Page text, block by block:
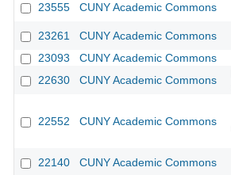
23555
CUNY Academic Commons
23261 CUNY Academic Commons
23093
CUNY Academic Commons
22630
CUNY Academic Commons
22552 CUNY Academic Commons
22140 CUNY Academic Commons